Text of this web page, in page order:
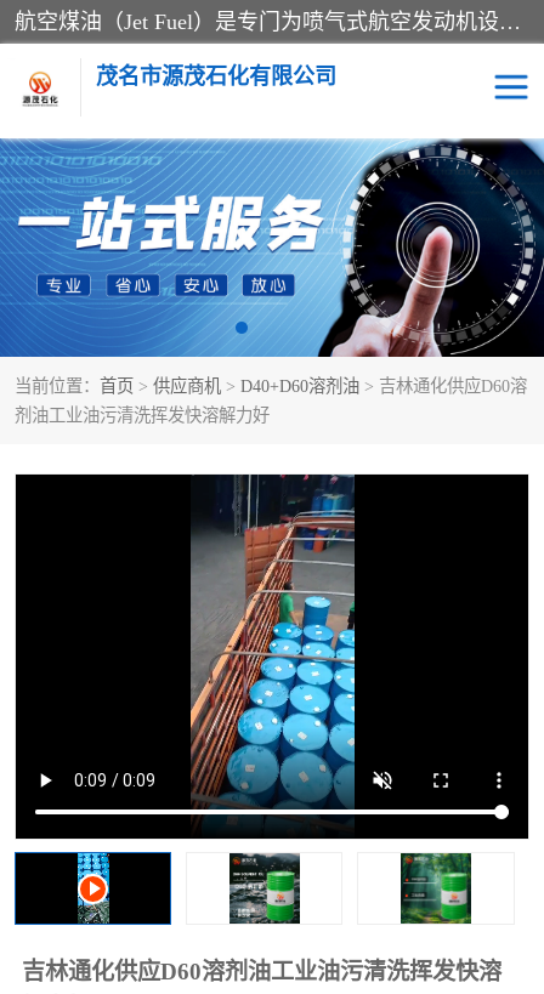
航空煤油（Jet Fuel）是专门为喷气式航空发动机设计的高纯度燃料，主要分为Jet A、Jet A-1和Jet B等类型。其特点是闪点高、低温流动性好，并添加了抗静电剂和抗氧化剂以确保飞行安全。航空煤油需
茂名市源茂石化有限公司
当前位置： 首页 > 供应商机 > D40+D60溶剂油 > 吉林通化供应D60溶
剂油工业油污清洗挥发快溶解力好
吉林通化供应D60溶剂油工业油污清洗挥发快溶
RP3航空煤油 D20+D30溶剂油
D40+D60溶剂油 D80+D100溶剂油
6号+120号溶剂油 260号溶剂油
异构烷烃 天然乳胶
46+68号化妆级白油